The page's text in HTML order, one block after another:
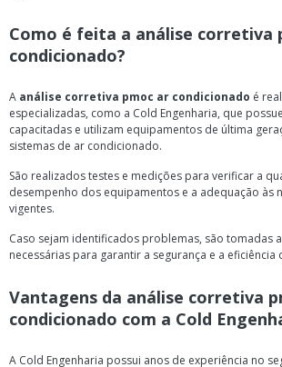
Como é feita a análise corretiva
condicionado?
A análise corretiva pmoc ar condicionado é
especializadas, como a Cold Engenharia, que
capacitadas e utilizam equipamentos de última
sistemas de ar condicionado.
São realizados testes e medições para verificar a
desempenho dos equipamentos e a adequação às
vigentes.
Caso sejam identificados problemas, são tomadas
necessárias para garantir a segurança e a eficiência
Vantagens da análise corretiva
condicionado com a Cold
A Cold Engenharia possui anos de experiência no